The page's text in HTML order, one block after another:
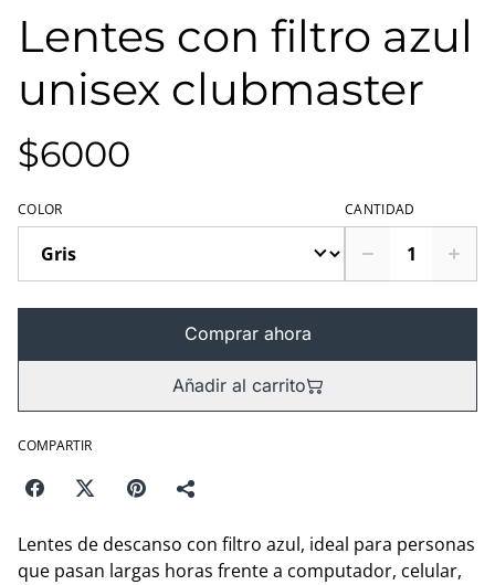
Lentes con filtro azul
unisex clubmaster
$6000
COLOR CANTIDAD
Comprar ahora
Añadir al carrito
COMPARTIR
Lentes de descanso con filtro azul, ideal para personas
que pasan largas horas frente a computador, celular,